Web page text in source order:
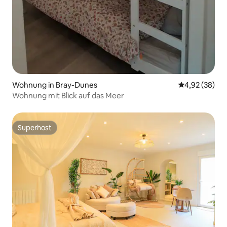
Wohnung in Bray-Dunes
4,92 (38)
Wohnung mit Blick auf das Meer
Superhost
Superhost